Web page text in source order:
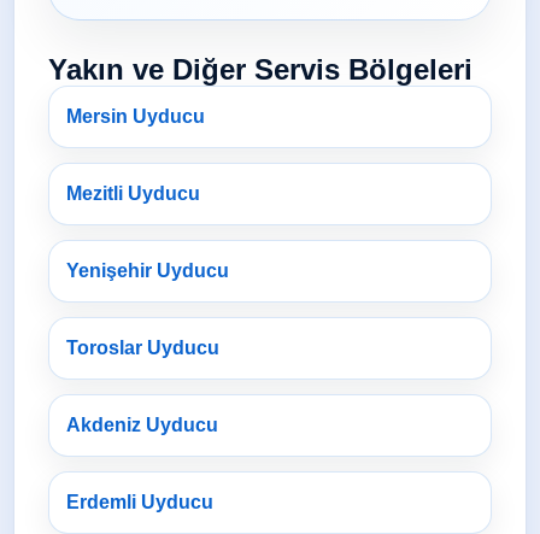
Yakın ve Diğer Servis Bölgeleri
Mersin Uyducu
Mezitli Uyducu
Yenişehir Uyducu
Toroslar Uyducu
Akdeniz Uyducu
Erdemli Uyducu